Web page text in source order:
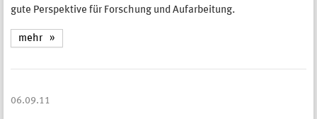
gute Perspektive für Forschung und Aufarbeitung.
mehr
06.09.11